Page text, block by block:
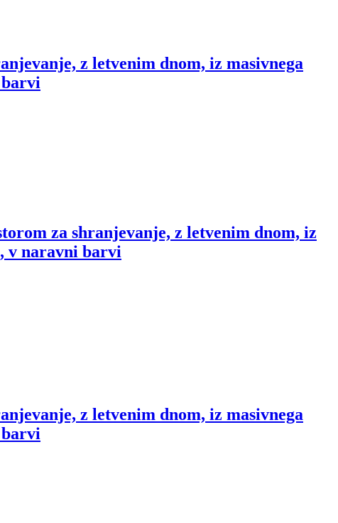
z letvenim dnom, iz masivnega
za shranjevanje, z letvenim dnom, iz
v naravni barvi
z letvenim dnom, iz masivnega